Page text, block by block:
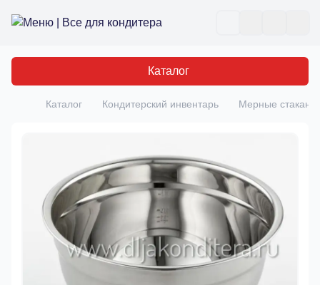
Все для кондитера
Каталог
Главная
Каталог Кондитерский инвентарь Мерные стаканы